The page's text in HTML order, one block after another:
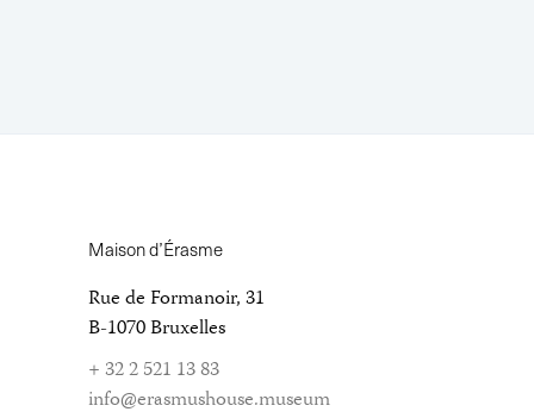
Maison d’Érasme
Rue de Formanoir, 31
B-1070 Bruxelles
+ 32 2 521 13 83
info@erasmushouse.museum